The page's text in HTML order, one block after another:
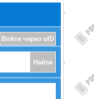
Войти через uID